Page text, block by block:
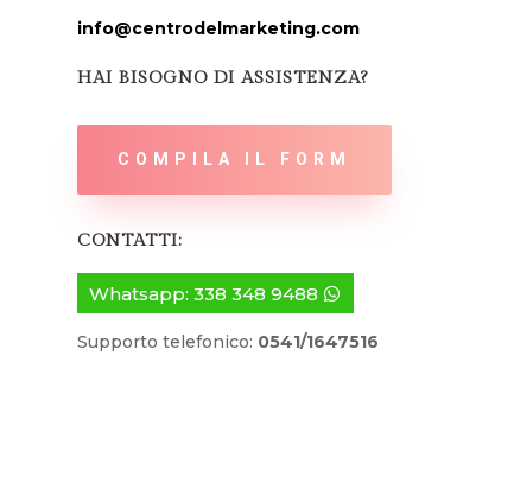
info@centrodelmarketing.com
HAI BISOGNO DI ASSISTENZA?
COMPILA IL FORM
CONTATTI:
Whatsapp: 338 348 9488
Supporto telefonico: 0541/1647516